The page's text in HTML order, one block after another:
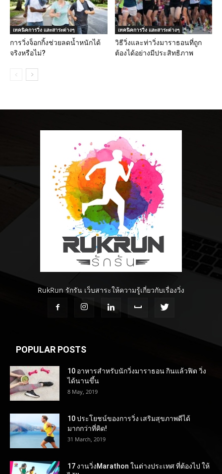
เทคนิคการวิ่ง และสาระต่างๆ
การวิ่งจ็อกกิ้งช่วยลดน้ำหนักได้
จริงหรือไม่?
เทคนิคการวิ่ง และสาระต่างๆ
วิธีวิ่งและท่าวิ่งมาราธอนที่ถูก
ต้องได้อย่างมีประสิทธิภาพ
RukRun รักรัน เว็บสาระให้ความรู้เกี่ยวกับเรื่องวิ่ง
POPULAR POSTS
10 อาหารสำหรับนักวิ่งมาราธอน กินแล้วฟิต วิ่ง
ได้นานขึ้น
8 May, 2019
10 ประโยชน์ของการวิ่ง เสริมสุขภาพดีได้
มากกว่าที่คิด!
31 March, 2019
17 งานวิ่งMarathon ในต่างประเทศ ที่ต้องไป ให้